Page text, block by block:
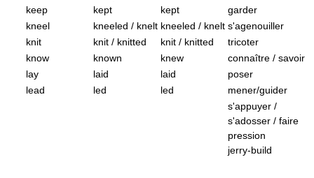
keep kept kept
garder
kneel
kneeled / knelt kneeled / knelt s'agenouiller
knit
knit / knitted knit / knitted
tricoter
know
known knew
connaître / savoir
lay
laid laid
poser
lead
led led mener/guider
s'appuyer /
s'adosser / faire
pression
jerry-build